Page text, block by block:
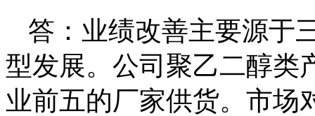
答：业绩改善主要源于
型发展。公司聚乙二醇类
业前五的厂家供货。市场